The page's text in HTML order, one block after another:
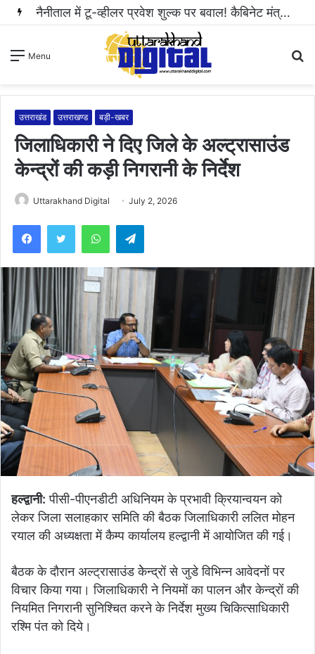
हल्द्वानी: महिला से अभद्रता करने और सोशल मीडिया पर धमकी भरा वीडियो वायरल करने वाला आरोपी गिरफ्तार..
Menu
उत्तराखंड उत्तराखण्ड बड़ी-खबर
जिलाधिकारी ने दिए जिले के अल्ट्रासाउंड
केन्द्रों की कड़ी निगरानी के निर्देश
Uttarakhand Digital July 2, 2026
WhatsAppTelegram
हल्द्वानी: पीसी-पीएनडीटी अधिनियम के प्रभावी क्रियान्वयन को
लेकर जिला सलाहकार समिति की बैठक जिलाधिकारी ललित मोहन
रयाल की अध्यक्षता में कैम्प कार्यालय हल्द्वानी में आयोजित की गई।
बैठक के दौरान अल्ट्रासाउंड केेन्द्रों से जुडे विभिन्न आवेदनों पर
विचार किया गया। जिलाधिकारी ने नियमों का पालन और केन्द्रों की
नियमित निगरानी सुनिश्चित करने के निर्देश मुख्य चिकित्साधिकारी
रश्मि पंत को दिये।